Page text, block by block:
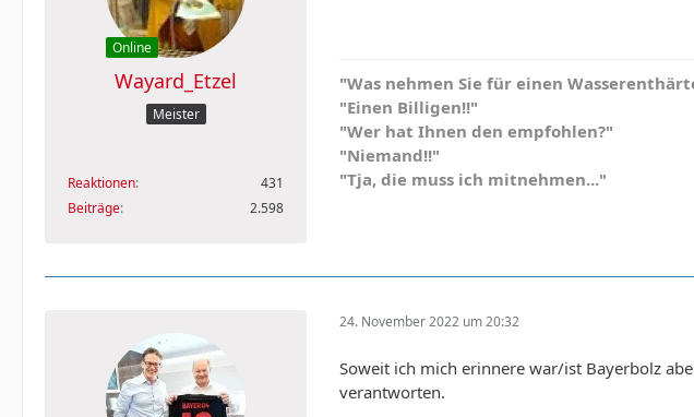
Online
Wayard_Etzel
Meister
Reaktionen
431
Beiträge
2.598
"Was nehmen Sie für einen
"Einen Billigen!!"
"Wer hat Ihnen den empfohlen?"
"Niemand!!"
"Tja, die muss ich mitnehmen..."
24. November 2022 um 20:32
Soweit ich mich erinnere war/ist Bayerbolz
verantworten.